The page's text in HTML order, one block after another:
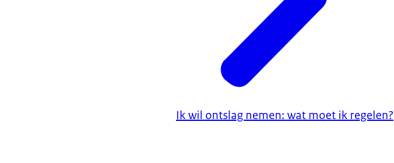
Ik wil ontslag nemen: wat moet ik regelen?